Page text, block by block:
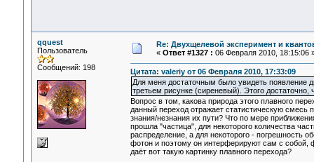
qquest
Пользователь
Сообщений: 198
Re: Двухщелевой эксперимент и
« Ответ #1327 : 06 Февраля 2010, 18:15:06
Цитата: valeriy от 06 Февраля 2010, 17:33:09
Для меня достаточным было увидеть появление
третьем рисунке (сиреневый). Этого
Вопрос в том, какова природа этого плавного
данный переход отражает статистическую смесь
знания/незнания их пути? Что по мере
прошла "частица", для некоторого количества
распределение, а для некоторого - погрешность
фотон и поэтому он интерферируют сам с собой,
даёт вот такую картинку плавного перехода?